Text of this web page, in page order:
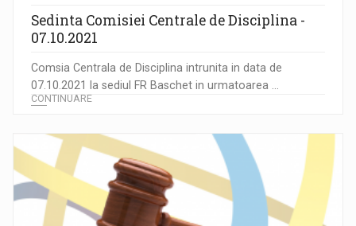
Sedinta Comisiei Centrale de Disciplina -
07.10.2021
Comsia Centrala de Disciplina intrunita in data de
07.10.2021 la sediul FR Baschet in urmatoarea ...
CONTINUARE